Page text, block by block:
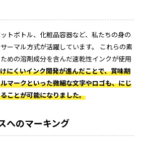
トボトル、化粧品容器など、私たちの身の
ーマル方式が活躍しています。 これらの素
めの溶剤成分を含んだ速乾性インクが使用
にくいインク開発が進んだことで、賞味期
マークといった微細な文字やロゴも、にじ
ことが可能になりました。
へのマーキング